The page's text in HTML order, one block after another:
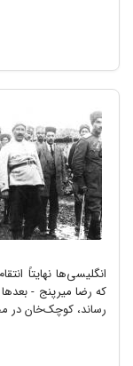
رساند، کوچک‌خان در